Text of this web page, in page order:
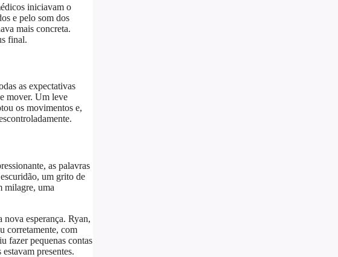
iniciavam o
e pelo som dos
mais concreta.
final.
as expectativas
mover. Um leve
os movimentos e,
as palavras
um grito de
milagre, uma
esperança. Ryan,
corretamente, com
fazer pequenas contas
presentes.